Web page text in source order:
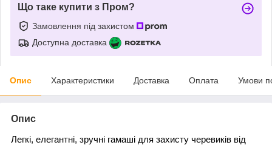
Що таке купити з Пром?
Замовлення під захистом
Доступна доставка
Опис Характеристики Доставка Оплата Умови
Опис
Легкі, елегантні, зручні гамаші для захисту черевиків від